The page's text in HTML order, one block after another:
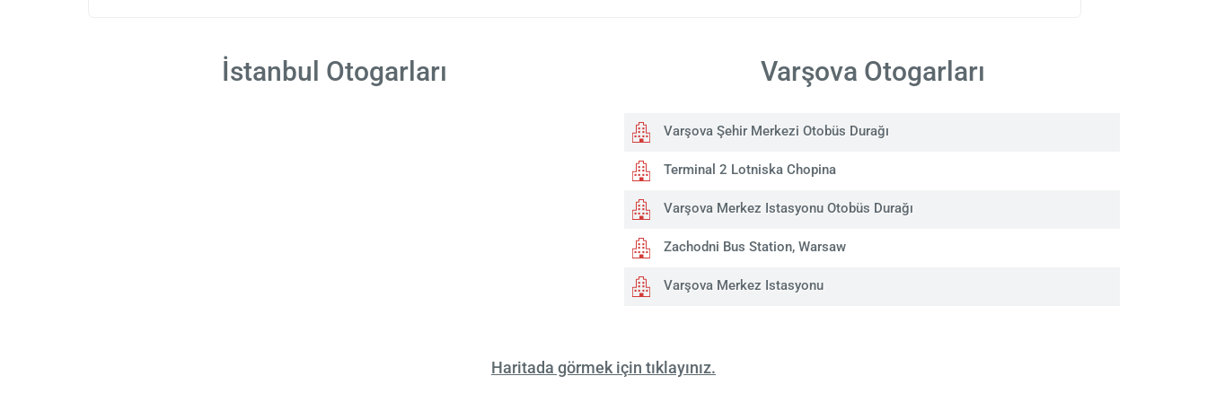
İstanbul Otogarları Varşova Otogarları
Varşova Şehir Merkezi Otobüs Durağı
Terminal 2 Lotniska Chopina
Varşova Merkez Istasyonu Otobüs Durağı
Zachodni Bus Station, Warsaw
Varşova Merkez Istasyonu
Haritada görmek için tıklayınız.